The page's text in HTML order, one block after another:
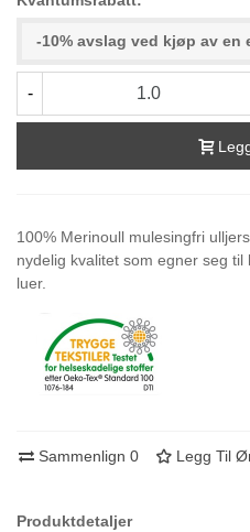
-10% avslag ved kjøp av en
-
100% Merinoull mulesingfri
nydelig kvalitet som egner seg
luer.
Sammenlign 0 Legg Til
Produktdetaljer